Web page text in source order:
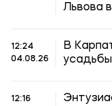
Львова
12:24
04.08.26
В
12:16